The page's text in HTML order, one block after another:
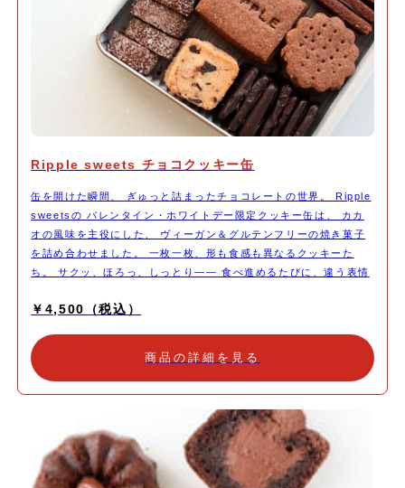
Ripple sweets チョコクッキー缶
缶を開けた瞬間、 ぎゅっと詰まったチョコレートの世界。 Ripple
sweetsの バレンタイン・ホワイトデー限定クッキー缶は、 カカ
オの風味を主役にした、 ヴィーガン＆グルテンフリーの焼き菓子
を詰め合わせました。 一枚一枚、形も食感も異なるクッキーた
ち。 サクッ、ほろっ、しっとり—— 食べ進めるたびに、違う表情
ボールクッキー ・甘さの中に塩味がアクセントの ショコラソルト
カカオの香りが広がる ココアのディアマンクッキー ・パリッと仕
上げた チョココーティングクッキー ・チョコチップたっぷりの チ
る場合がございます こだわり ・ヴィーガン・グルテンフリー 動物
性原料・小麦不使用。 からだにやさしく、食後も重くなりにく
い。 ・甘さ控えめの大人味 カカオのコクと香ばしさを大切に仕上
げています。 ・ギフトに映える上品なデザイン缶 バレンタイン・
￥4,500（税込）
商品の詳細を見る